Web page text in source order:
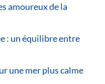
amoureux de la
: un équilibre entre
une mer plus calme